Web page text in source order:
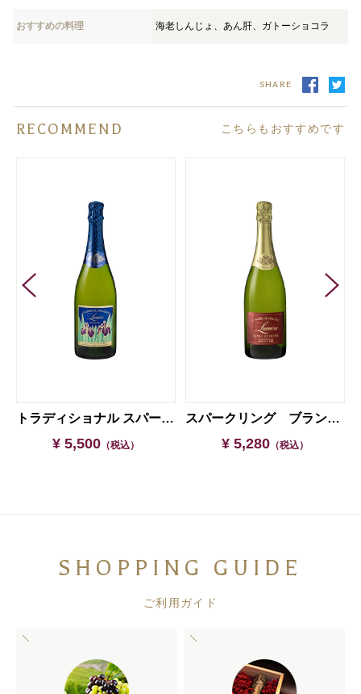
おすすめの料理 海老しんじょ、あん肝、ガトーショコラ
SHARE
RECOMMEND こちらもおすすめです
トラディショナル スパークリング KAKITSUBATA
¥ 5,500 （税込）
スパークリング ブラン・ド・ノワール 2020
¥ 5,280 （税込）
SHOPPING GUIDE
ご利用ガイド